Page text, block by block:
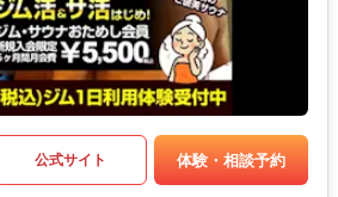
公式サイト 体験・相談予約